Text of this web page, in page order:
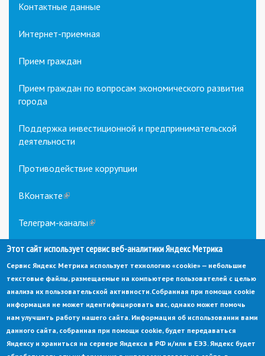
Контактные данные
Интернет-приемная
Прием граждан
Прием граждан по вопросам экономического развития
города
Поддержка инвестиционной и предпринимательской
деятельности
Противодействие коррупции
ВКонтакте(link
external)
Телеграм-каналы(link
external)
© Администрация города Заречный
Электронная почта:
adm@zarechny.zato.ru
Этот сайт использует сервис веб-аналитики Яндекс Метрика
Сервис Яндекс Метрика использует технологию «cookie» — небольшие
текстовые файлы, размещаемые на компьютере пользователей с целью
анализа их пользовательской активности.Собранная при помощи cookie
информация не может идентифицировать вас, однако может помочь
нам улучшить работу нашего сайта. Информация об использовании вами
данного сайта, собранная при помощи cookie, будет передаваться
Яндексу и храниться на сервере Яндекса в РФ и/или в ЕЭЗ. Яндекс будет